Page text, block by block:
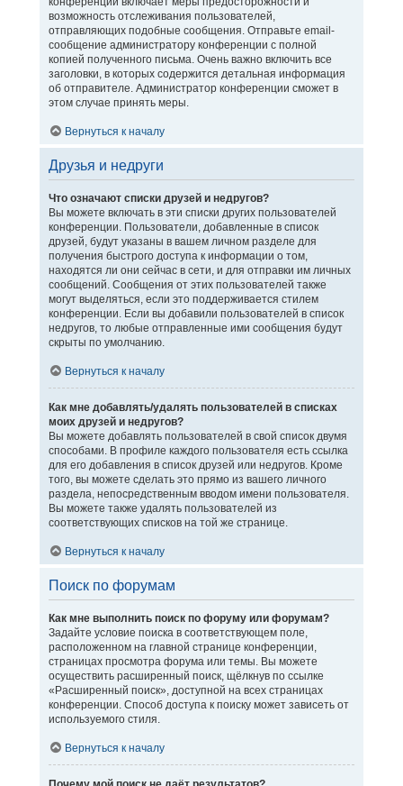
возможность отслеживания пользователей,
отправляющих подобные сообщения. Отправьте email-
сообщение администратору конференции с полной
копией полученного письма. Очень важно включить все
заголовки, в которых содержится детальная информация
об отправителе. Администратор конференции сможет в
этом случае принять меры.
Вернуться к началу
Друзья и недруги
Что означают списки друзей и недругов?
Вы можете включать в эти списки других пользователей
конференции. Пользователи, добавленные в список
друзей, будут указаны в вашем личном разделе для
получения быстрого доступа к информации о том,
находятся ли они сейчас в сети, и для отправки им личных
сообщений. Сообщения от этих пользователей также
могут выделяться, если это поддерживается стилем
конференции. Если вы добавили пользователей в список
недругов, то любые отправленные ими сообщения будут
скрыты по умолчанию.
Вернуться к началу
Как мне добавлять/удалять пользователей в списках
моих друзей и недругов?
Вы можете добавлять пользователей в свой список двумя
способами. В профиле каждого пользователя есть ссылка
для его добавления в список друзей или недругов. Кроме
того, вы можете сделать это прямо из вашего личного
раздела, непосредственным вводом имени пользователя.
Вы можете также удалять пользователей из
соответствующих списков на той же странице.
Вернуться к началу
Поиск по форумам
Как мне выполнить поиск по форуму или форумам?
Задайте условие поиска в соответствующем поле,
расположенном на главной странице конференции,
страницах просмотра форума или темы. Вы можете
осуществить расширенный поиск, щёлкнув по ссылке
«Расширенный поиск», доступной на всех страницах
конференции. Способ доступа к поиску может зависеть от
используемого стиля.
Вернуться к началу